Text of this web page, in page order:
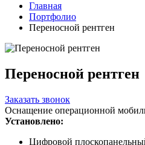
Главная
Портфолио
Переносной рентген
Переносной рентген
Заказать звонок
Оснащение операционной
Установлено:
Цифровой